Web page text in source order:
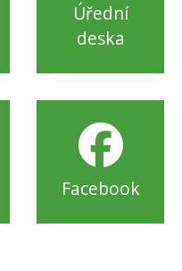
Úřední
deska
Facebook